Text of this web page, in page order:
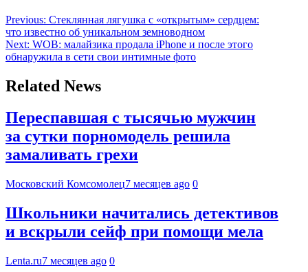
Previous: Стеклянная лягушка с «открытым» сердцем:
что известно об уникальном земноводном
Next: WOB: малайзика продала iPhone и после этого
обнаружила в сети свои интимные фото
Related News
Переспавшая с тысячью мужчин
за сутки порномодель решила
замаливать грехи
Московский Комсомолец7 месяцев ago 0
Школьники начитались детективов
и вскрыли сейф при помощи мела
Lenta.ru7 месяцев ago 0